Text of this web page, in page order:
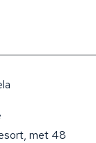
met 48